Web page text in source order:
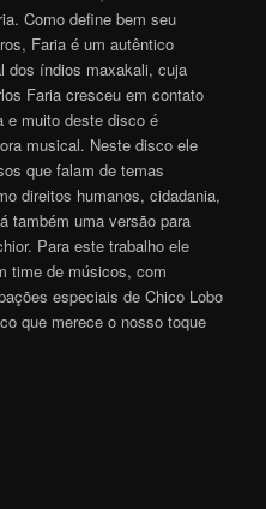
Como define bem seu
Faria é um autêntico
dos índios maxakali, cuja
Faria cresceu em contato
e muito deste disco é
musical. Neste disco ele
que falam de temas
direitos humanos, cidadania,
também uma versão para
Para este trabalho ele
time de músicos, com
especiais de Chico Lobo
que merece o nosso toque